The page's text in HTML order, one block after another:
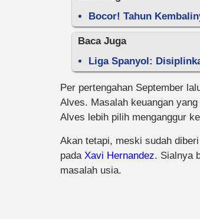
Bocor! Tahun
Baca Juga
Liga Spanyol:
Per pertengahan September
Alves. Masalah keuangan
Alves lebih pilih menganggur
Akan tetapi, meski sudah
pada Xavi Hernandez. Sialnya
masalah usia.